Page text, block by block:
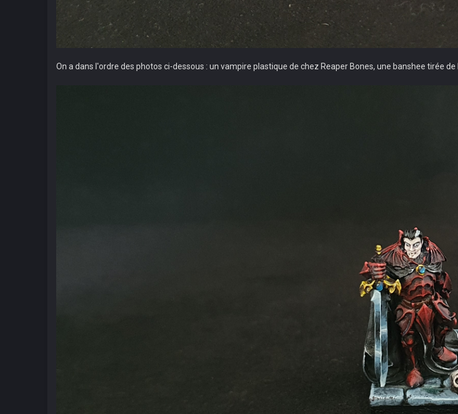
On a dans l'ordre des photos ci-dessous : un vampire plastique de chez Reaper Bones, une banshee tirée